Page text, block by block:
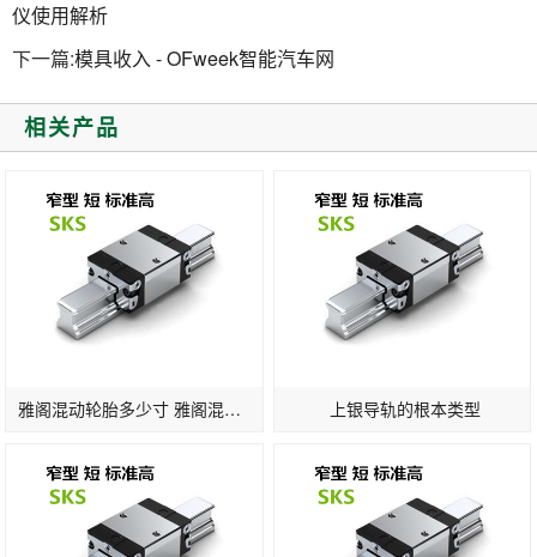
仪使用解析
下一篇:模具收入 - OFweek智能汽车网
相关产品
雅阁混动轮胎多少寸 雅阁混动版轮胎标准 上银导轨的根本类型